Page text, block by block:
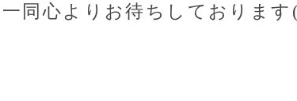
同心よりお待ちしておりま